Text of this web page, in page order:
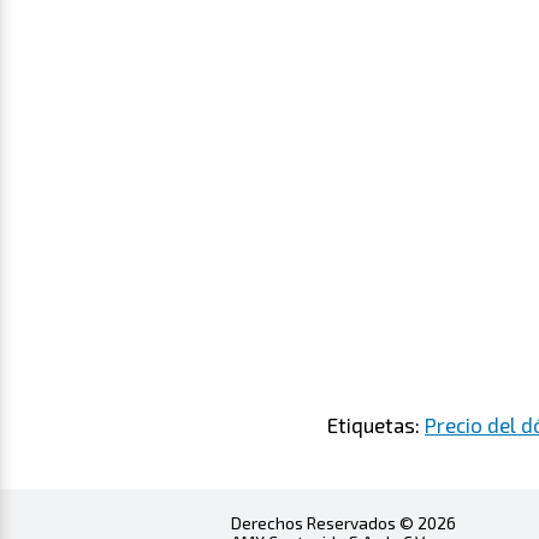
Etiquetas: Precio del
Derechos Reservados © 2026